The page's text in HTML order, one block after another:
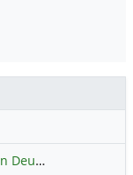
Bundesbank: Weniger Falschgeld in Deutschland